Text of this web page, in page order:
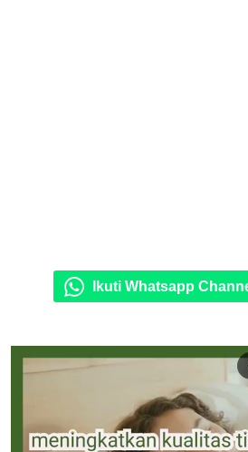
Ikuti Whatsapp